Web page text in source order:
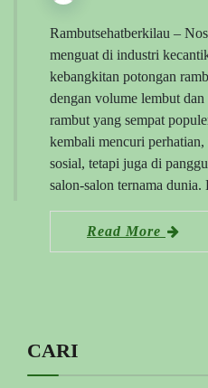
Rambutsehatberkilau –
menguat di industri
kebangkitan potongan
dengan volume lembut
rambut yang sempat
kembali mencuri
sosial, tetapi juga di
salon-salon ternama
Read More
CARI